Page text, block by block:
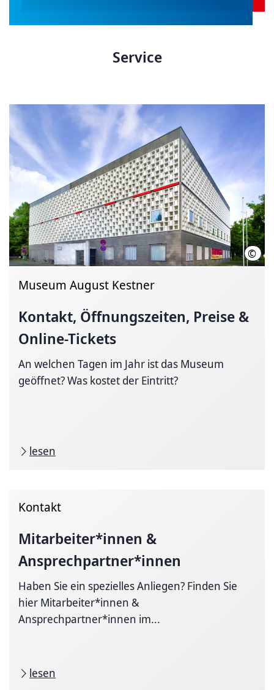
Service
©
Museum August Kestner
Kontakt, Öffnungszeiten, Preise &
Online-Tickets
An welchen Tagen im Jahr ist das Museum
geöffnet? Was kostet der Eintritt?
lesen
Kontakt
Mitarbeiter*innen &
Ansprechpartner*innen
Haben Sie ein spezielles Anliegen? Finden Sie
hier Mitarbeiter*innen &
Ansprechpartner*innen im...
lesen